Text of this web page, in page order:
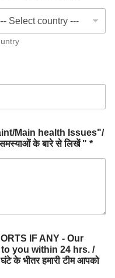
Main health Issues"/
समस्याओं के बारे से लिखें " *
IF ANY - Our
you within 24 hrs. /
के भीतर हमारी टीम आपको